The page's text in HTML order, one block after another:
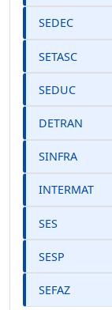
SEDEC
SETASC
SEDUC
DETRAN
SINFRA
INTERMAT
SES
SESP
SEFAZ